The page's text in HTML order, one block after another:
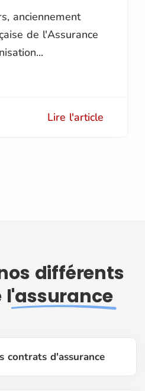
anciennement
de l'Assurance
Lire l'article
différents
l'assurance
contrats d'assurance